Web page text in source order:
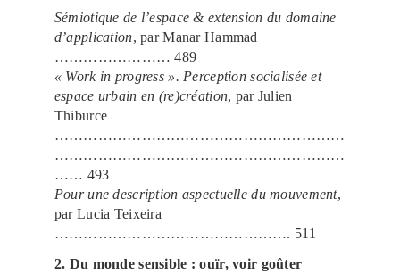
Sémiotique de l’espace & extension du domaine
d’application, par Manar Hammad
…………………… 489
« Work in progress ». Perception socialisée et
espace urbain en (re)création, par Julien
Thiburce
……………………………………………………
……………………………………………………
…… 493
Pour une description aspectuelle du mouvement,
par Lucia Teixeira
…………………………………………. 511
2. Du monde sensible : ouïr, voir goûter